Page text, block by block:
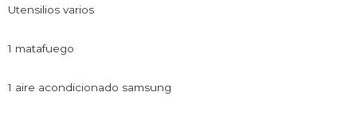
Utensilios varios
1 matafuego
1 aire acondicionado samsung